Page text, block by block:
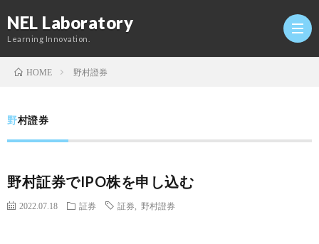
NEL Laboratory
Learning Innovation.
研
HOME 野村證券
野村證券
野村証券でIPO株を申し込む
2022.07.18 証券 証券 野村證券